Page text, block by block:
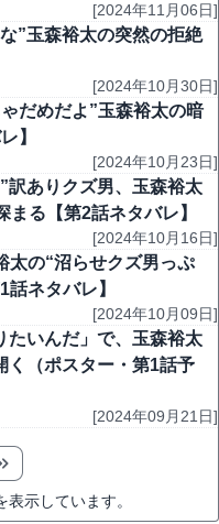
[2024年11月06日]
”玉森裕太の突然の拒絶
[2024年10月30日]
だめだよ”玉森裕太の暗
】
[2024年10月23日]
訳ありクズ男、玉森裕太
る【第2話ネタバレ】
[2024年10月16日]
太の“沼らせクズ男っぷ
ネタバレ】
[2024年10月09日]
たいんだ」で、玉森裕太
く（ポスター・第1話予
[2024年09月21日]
表示しています。